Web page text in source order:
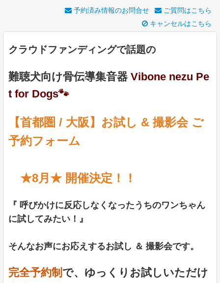
予約済み情報のお問合せ
ご質問はこちら
キャンセルはこちら
クラウドファンディングで話題の
難聴犬向け骨伝導集音器 Vibone nezu Pe
t for Dogs🐾
【首都圏 / 大阪】お試し & 撮影会 ご
予約フォーム
★8月★ 開催決定！！
『 呼びかけに反応しなくなったうちのワンちゃん
に試してみたい！』
そんなお声にお応えするお試し ＆ 撮影会です。
完全予約制 で、ゆっくりお試しいただけ